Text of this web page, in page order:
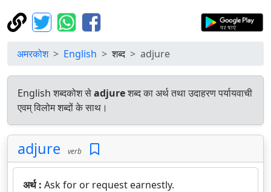
अमरकोश English शब्द adjure
English शब्दकोश सेadjureशब्द का अर्थ तथा उदाहरण पर्यायवाची
एवम् विलोम शब्दों के साथ।
adjure verb
अर्थ : Ask for or request earnestly.